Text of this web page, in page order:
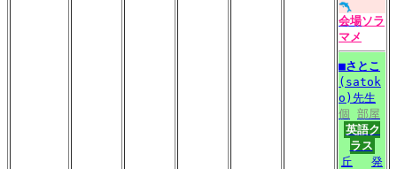
会場ソラ
マメ
■さとこ
(satok
o)先生
個 部屋
英語ク
ラス
丘
発